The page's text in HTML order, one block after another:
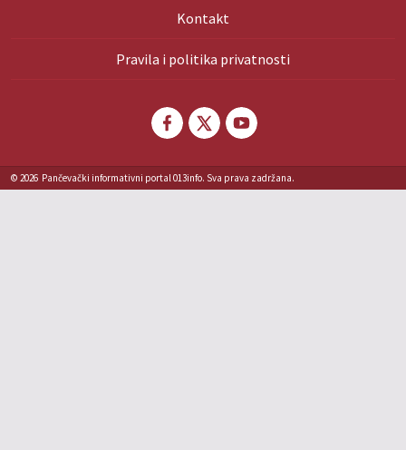
Kontakt
Pravila i politika privatnosti
© 2026 Pančevački informativni portal 013info. Sva prava zadržana.